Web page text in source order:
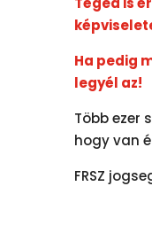
Ha pedig
legyél az!
Több ezer
hogy van
FRSZ